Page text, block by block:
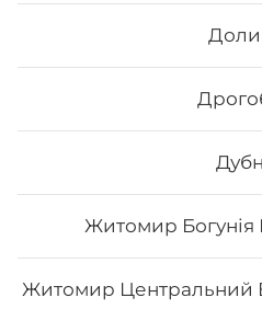
Житомир Богунія
Житомир Центральний
Каліфорнія з
Вага: 255 г Склад: норі, рис,